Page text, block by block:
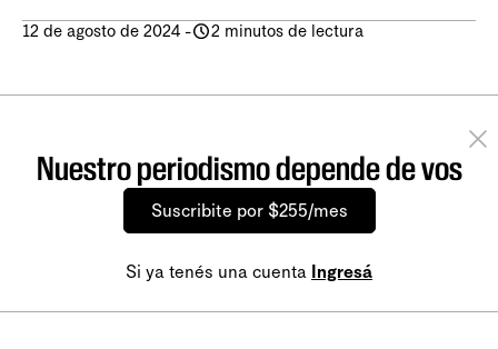
12 de agosto de 2024 - 2 minutos de lectura
Nuestro periodismo depende de vos
Suscribite por $255/mes
Si ya tenés una cuenta Ingresá